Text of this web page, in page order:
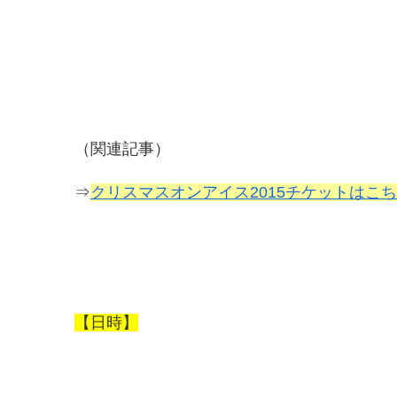
（関連記事）
⇒クリスマスオンアイス2015チケットはこ
【日時】